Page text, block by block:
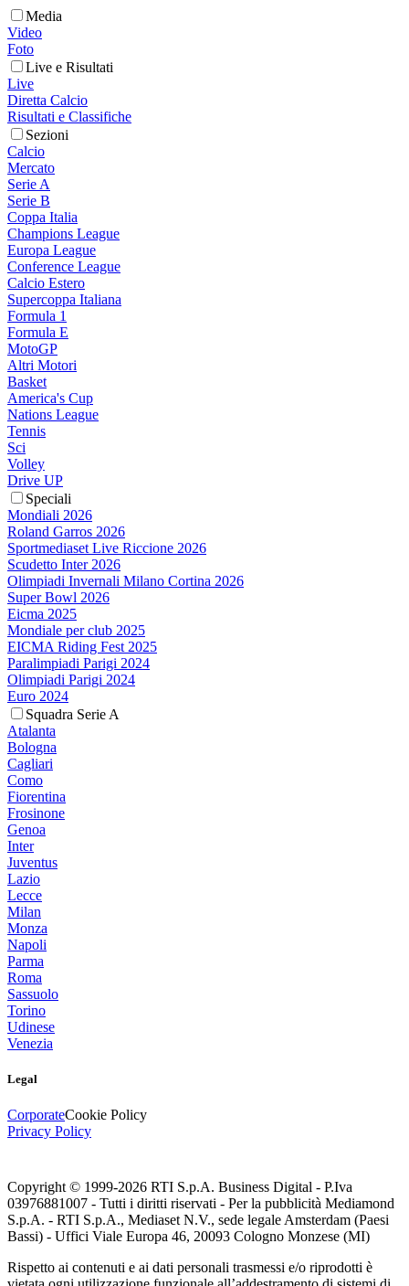
Media
Video
Foto
Live e Risultati
Live
Diretta Calcio
Risultati e Classifiche
Sezioni
Calcio
Mercato
Serie A
Serie B
Coppa Italia
Champions League
Europa League
Conference League
Calcio Estero
Supercoppa Italiana
Formula 1
Formula E
MotoGP
Altri Motori
Basket
America's Cup
Nations League
Tennis
Sci
Volley
Drive UP
Speciali
Mondiali 2026
Roland Garros 2026
Sportmediaset Live Riccione 2026
Scudetto Inter 2026
Olimpiadi Invernali Milano Cortina 2026
Super Bowl 2026
Eicma 2025
Mondiale per club 2025
EICMA Riding Fest 2025
Paralimpiadi Parigi 2024
Olimpiadi Parigi 2024
Euro 2024
Squadra Serie A
Atalanta
Bologna
Cagliari
Como
Fiorentina
Frosinone
Genoa
Inter
Juventus
Lazio
Lecce
Milan
Monza
Napoli
Parma
Roma
Sassuolo
Torino
Udinese
Venezia
Legal
CorporateCookie Policy
Privacy Policy
Copyright © 1999-2026 RTI S.p.A. Business Digital - P.Iva
03976881007 - Tutti i diritti riservati - Per la pubblicità Mediamond
S.p.A. - RTI S.p.A., Mediaset N.V., sede legale Amsterdam (Paesi
Bassi) - Uffici Viale Europa 46, 20093 Cologno Monzese (MI)
Rispetto ai contenuti e ai dati personali trasmessi e/o riprodotti è